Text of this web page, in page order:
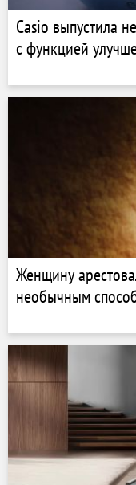
Casio выпустила
с функцией
Женщину
необычным